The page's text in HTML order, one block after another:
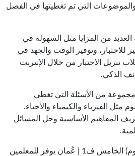
التي تم تغطيتها في الفصل
العديد من المزايا مثل السهولة في
للاختبار، وتوفير الوقت والجهد في
تنزيل الاختبار من خلال الإنترنت
الذكي.
مجموعة من الأسئلة التي تغطي
الفيزياء والكيمياء والأحياء.
المفاهيم الأساسية وحل المسائل
تحميل اختبار الكتروني (علوم) الخامس ف1 | عُمان يوفر للمعلمين